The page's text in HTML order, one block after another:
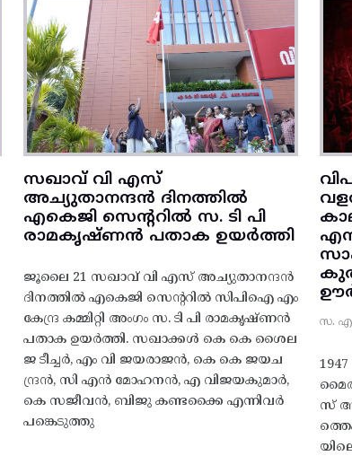
സഖാവ് വി എസ്
അച്യുതാനന്ദൻ ദിനത്തിൽ
എകെജി സെന്ററിൽ സ. ടി പി
രാമകൃഷ്‌ണൻ പതാക ഉയർത്തി
ജൂലൈ 21 സഖാവ് വി എസ് അച്യുതാനന്ദൻ
ദിനത്തിൽ എകെജി സെന്ററിൽ സിപിഐ എം
കേന്ദ്ര കമ്മിറ്റി അംഗം സ. ടി പി രാമകൃഷ്‌ണൻ
പതാക ഉയർത്തി. സഖാക്കൾ കെ കെ ശൈല
ജ ടീച്ചർ, എം വി ജയരാജൻ, കെ കെ ജയച
ന്ദ്രൻ, സി എൻ മോഹനൻ, എ വിജയകുമാർ,
കെ സജീവൻ, ബിജു കണ്ടക്കൈ എന്നിവർ
പങ്കെടുത്തു
സ.
സ്